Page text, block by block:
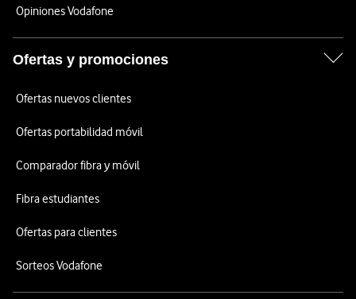
Opiniones Vodafone
Ofertas y promociones
Ofertas nuevos clientes
Ofertas portabilidad móvil
Comparador fibra y móvil
Fibra estudiantes
Ofertas para clientes
Sorteos Vodafone